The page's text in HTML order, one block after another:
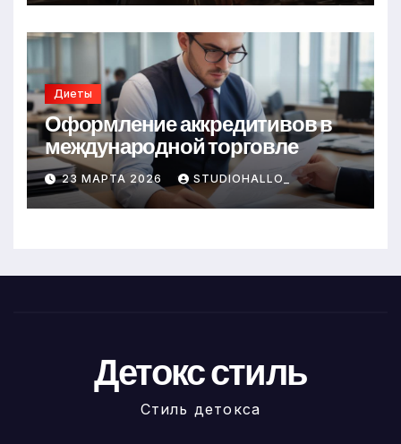
Диеты
Оформление аккредитивов в
международной торговле
23 МАРТА 2026 STUDIOHALLO_
Детокс стиль
Стиль детокса